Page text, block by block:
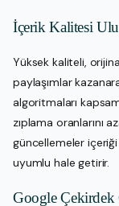
İçerik Kalitesi
Yüksek kaliteli,
paylaşımlar
algoritmaları
zıplama oranlarını
güncellemeler
uyumlu hale getirir.
Google Çekirdek